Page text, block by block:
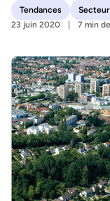
Tendances
23 juin 2020
7 min